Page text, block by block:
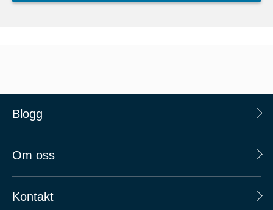
Blogg
Om oss
Kontakt